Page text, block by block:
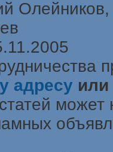
адресу
может